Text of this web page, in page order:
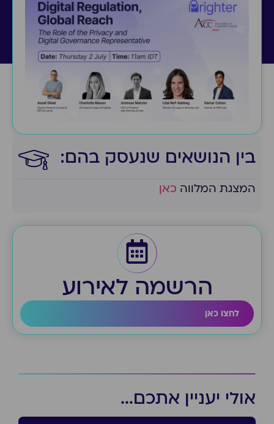
בין הנושאים שנעסק בהם:​
המצגת המלווה כאן
הרשמה לאירוע
לחצו כאן
אולי יעניין אתכם...